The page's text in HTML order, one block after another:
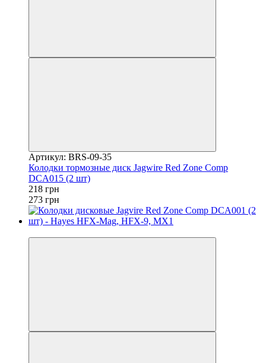
Артикул: BRS-09-35
Колодки тормозные диск Jagwire Red Zone Comp
DCA015 (2 шт)
218 грн
273 грн